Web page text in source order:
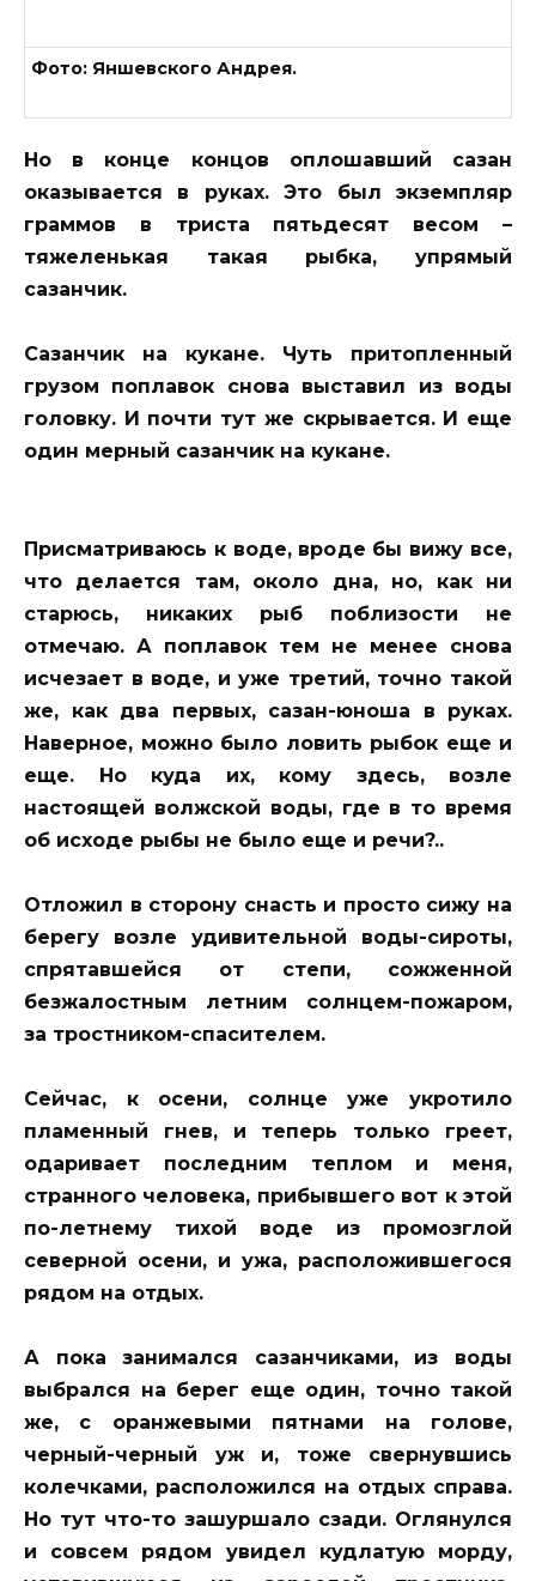
Фото: Яншевского Андрея.
Но в конце концов оплошавший сазан
оказывается в руках. Это был экземпляр
граммов в триста пятьдесят весом –
тяжеленькая такая рыбка, упрямый
сазанчик.
Сазанчик на кукане. Чуть притопленный
грузом поплавок снова выставил из воды
головку. И почти тут же скрывается. И еще
один мерный сазанчик на кукане.
Присматриваюсь к воде, вроде бы вижу все,
что делается там, около дна, но, как ни
старюсь, никаких рыб поблизости не
отмечаю. А поплавок тем не менее снова
исчезает в воде, и уже третий, точно такой
же, как два первых, сазан-юноша в руках.
Наверное, можно было ловить рыбок еще и
еще. Но куда их, кому здесь, возле
настоящей волжской воды, где в то время
об исходе рыбы не было еще и речи?..
Отложил в сторону снасть и просто сижу на
берегу возле удивительной воды-сироты,
спрятавшейся от степи, сожженной
безжалостным летним солнцем-пожаром,
за тростником-спасителем.
Сейчас, к осени, солнце уже укротило
пламенный гнев, и теперь только греет,
одаривает последним теплом и меня,
странного человека, прибывшего вот к этой
по-летнему тихой воде из промозглой
северной осени, и ужа, расположившегося
рядом на отдых.
А пока занимался сазанчиками, из воды
выбрался на берег еще один, точно такой
же, с оранжевыми пятнами на голове,
черный-черный уж и, тоже свернувшись
колечками, расположился на отдых справа.
Но тут что-то зашуршало сзади. Оглянулся
и совсем рядом увидел кудлатую морду,